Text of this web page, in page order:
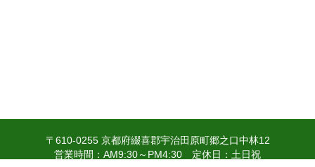
〒610-0255 京都府綴喜郡宇治田原町郷之口中林12
営業時間：AM9:30～PM4:30 定休日：土日祝